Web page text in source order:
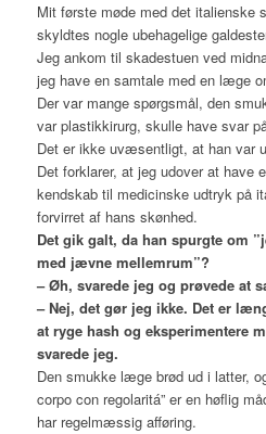
Mit første møde med det italienske
skyldtes nogle ubehagelige
Jeg ankom til skadestuen ved
jeg have en samtale med en læge
Der var mange spørgsmål, den
var plastikkirurg, skulle have svar
Det er ikke uvæsentligt, at han var
Det forklarer, at jeg udover at have
kendskab til medicinske udtryk på
forvirret af hans skønhed.
Det gik galt, da han spurgte om
med jævne mellemrum”?
– Øh, svarede jeg og prøvede at
– Nej, det gør jeg ikke. Det er
at ryge hash og eksperimentere
svarede jeg.
Den smukke læge brød ud i latter,
corpo con regolaritá” er en høflig
har regelmæssig afføring.